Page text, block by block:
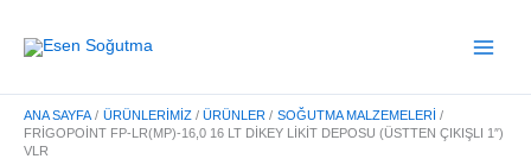
atla
Menu
ANA SAYFA ÜRÜNLERIMIZ ÜRÜNLER
SOĞUTMA MALZEMELERI
FRIGOPOINT FP-LR(MP)-16,0 16 LT DIKEY LIKIT DEPOSU (ÜSTTEN ÇIKIŞLI 1″)
VLR